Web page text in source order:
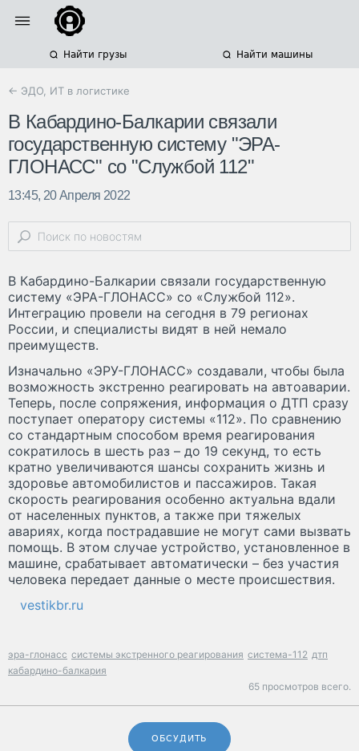
Найти грузы Найти машины
← ЭДО, ИТ в логистике
В Кабардино-Балкарии связали
государственную систему "ЭРА-
ГЛОНАСС" со "Службой 112"
13:45, 20 Апреля 2022
В Кабардино-Балкарии связали государственную
систему «ЭРА-ГЛОНАСС» со «Службой 112».
Интеграцию провели на сегодня в 79 регионах
России, и специалисты видят в ней немало
преимуществ.
Изначально «ЭРУ-ГЛОНАСС» создавали, чтобы была
возможность экстренно реагировать на автоаварии.
Теперь, после сопряжения, информация о ДТП сразу
поступает оператору системы «112». По сравнению
со стандартным способом время реагирования
сократилось в шесть раз – до 19 секунд, то есть
кратно увеличиваются шансы сохранить жизнь и
здоровье автомобилистов и пассажиров. Такая
скорость реагирования особенно актуальна вдали
от населенных пунктов, а также при тяжелых
авариях, когда пострадавшие не могут сами вызвать
помощь. В этом случае устройство, установленное в
машине, срабатывает автоматически – без участия
человека передает данные о месте происшествия.
vestikbr.ru
эра-глонасс системы экстренного реагирования система-112 дтп
кабардино-балкария
65 просмотров всего.
ОБСУДИТЬ